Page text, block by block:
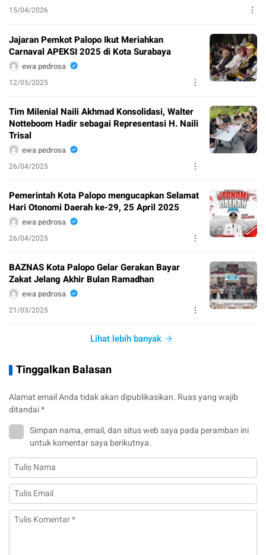
15/04/2026
Jajaran Pemkot Palopo Ikut Meriahkan
Carnaval APEKSI 2025 di Kota Surabaya
ewa pedrosa
12/05/2025
Tim Milenial Naili Akhmad Konsolidasi, Walter
Notteboom Hadir sebagai Representasi H. Naili
Trisal
ewa pedrosa
26/04/2025
Pemerintah Kota Palopo mengucapkan Selamat
Hari Otonomi Daerah ke-29, 25 April 2025
ewa pedrosa
26/04/2025
BAZNAS Kota Palopo Gelar Gerakan Bayar
Zakat Jelang Akhir Bulan Ramadhan
ewa pedrosa
21/03/2025
Lihat lebih banyak
Tinggalkan Balasan
Alamat email Anda tidak akan dipublikasikan. Ruas yang wajib
ditandai*
Simpan nama, email, dan situs web saya pada peramban ini
untuk komentar saya berikutnya.